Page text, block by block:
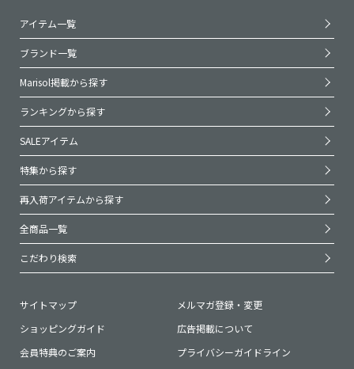
アイテム一覧
ブランド一覧
Marisol掲載から探す
ランキングから探す
SALEアイテム
特集から探す
再入荷アイテムから探す
全商品一覧
こだわり検索
サイトマップ
メルマガ登録・変更
ショッピングガイド
広告掲載について
会員特典のご案内
プライバシーガイドライン